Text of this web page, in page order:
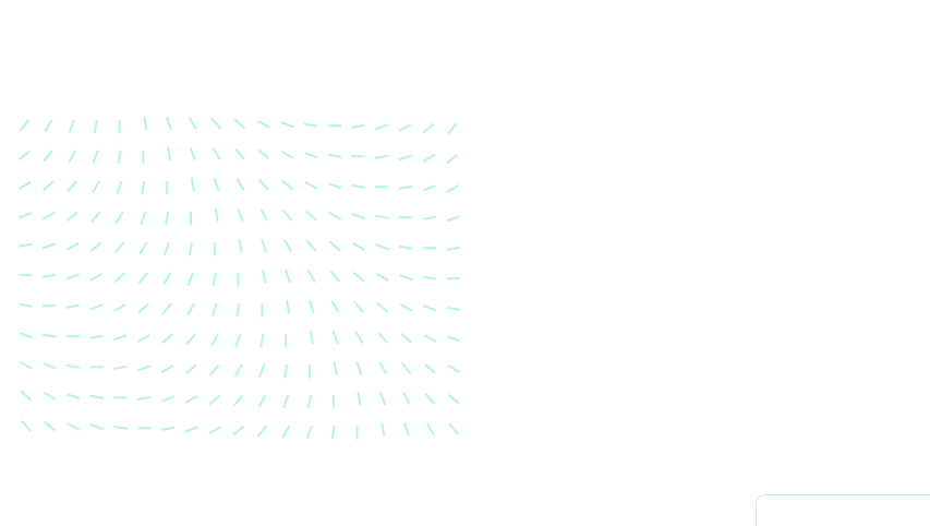
Karosserievermessung
Unsere exakte Karosserievermessung stellt
einem Unfall wieder in ihren ursprünglichen
Zustand gebracht wird.